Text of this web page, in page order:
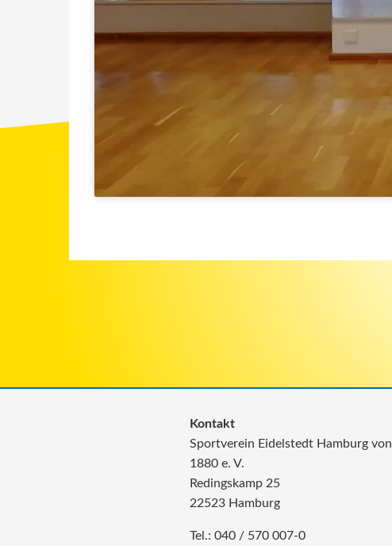
Kontakt
Sportverein Eidelstedt Hamburg von
1880 e. V.
Redingskamp 25
22523 Hamburg
Tel.: 040 / 570 007-0